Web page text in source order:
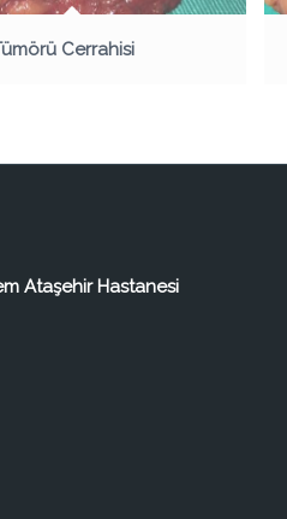
Cerrahisi
Ataşehir Hastanesi